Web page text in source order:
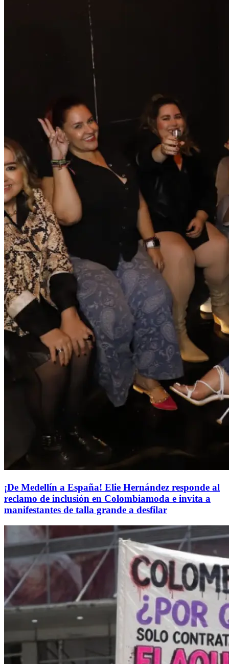
¡De Medellín a España! Elie Hernández responde al
reclamo de inclusión en Colombiamoda e invita a
manifestantes de talla grande a desfilar